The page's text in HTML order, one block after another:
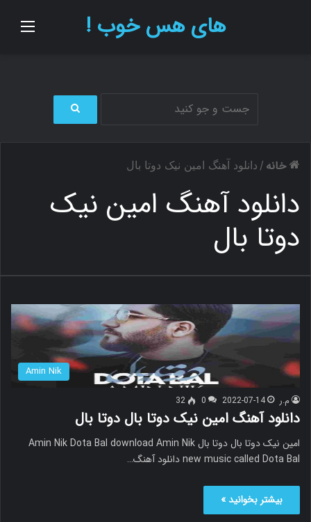
های هس خوب !
ج
ب
ر
خانه / دانلود آهنگ امین نیک دوتا بال
دانلود آهنگ امین نیک
دوتا بال
Amin Nik
م.ر 2022-07-14
0
32
دانلود آهنگ امین نیک دوتا بال دوتا بال
امین نیک دوتا بال دوتا بال Amin Nik Dota Bal download Amin Nik
new music called Dota Bal دانلود آهنگ…
بیشتر بخوانید »